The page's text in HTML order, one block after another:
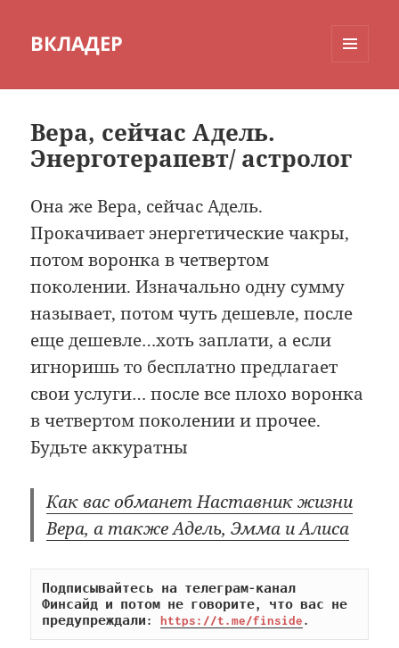
ВКЛАДЕР
Вера, сейчас Адель.
Энерготерапевт/ астролог
Она же Вера, сейчас Адель.
Прокачивает энергетические чакры,
потом воронка в четвертом
поколении. Изначально одну сумму
называет, потом чуть дешевле, после
еще дешевле…хоть заплати, а если
игноришь то бесплатно предлагает
свои услуги… после все плохо воронка
в четвертом поколении и прочее.
Будьте аккуратны
Как вас обманет Наставник жизни
Вера, а также Адель, Эмма и Алиса
Подписывайтесь на телеграм-канал
Финсайд и потом не говорите, что вас не
предупреждали: https://t.me/finside.